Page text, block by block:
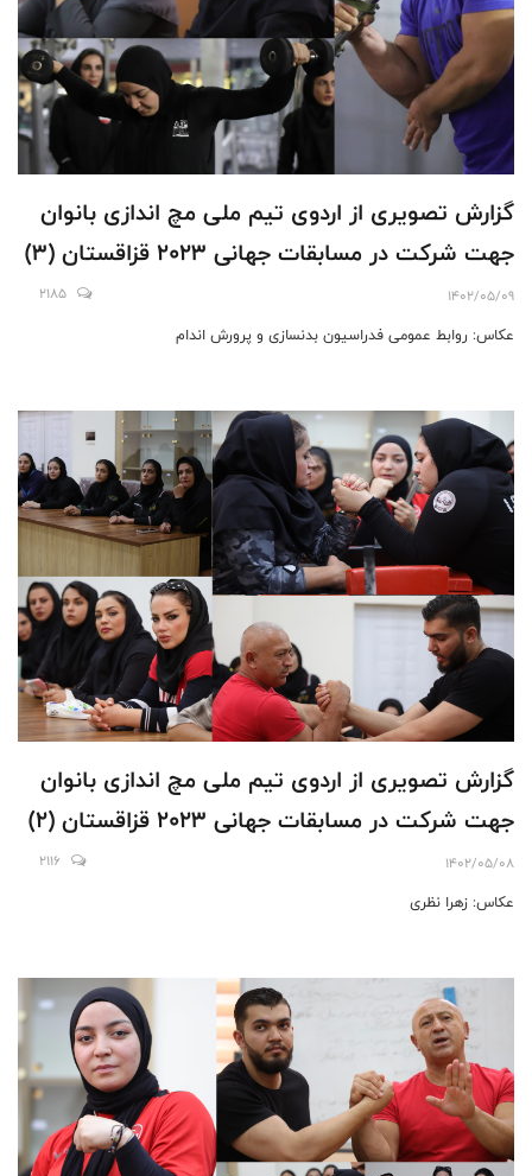
گزارش تصویری از اردوى تيم ملى مچ اندازى بانوان
جهت شركت در مسابقات جهانى ٢٠٢٣ قزاقستان (3)
1402/05/09
2185
عکاس: روابط عمومی فدراسیون بدنسازی و پرورش اندام
گزارش تصویری از اردوى تيم ملى مچ اندازى بانوان
جهت شركت در مسابقات جهانى ٢٠٢٣ قزاقستان (۲)
1402/05/08
2116
عکاس: زهرا نظری